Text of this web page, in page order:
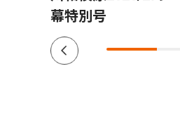
幕特別号